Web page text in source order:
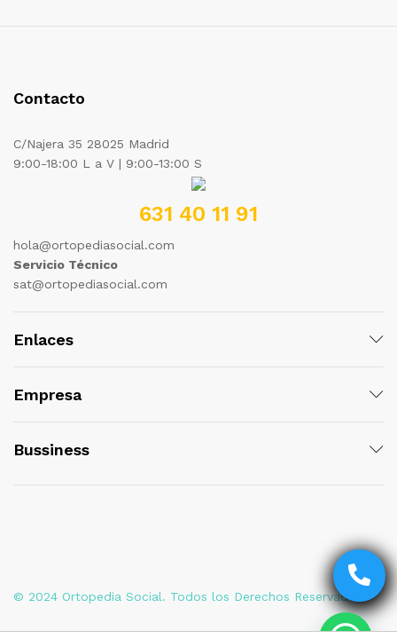
Contacto
C/Najera 35 28025 Madrid
9:00-18:00 L a V | 9:00-13:00 S
631 40 11 91
hola@ortopediasocial.com
Servicio Técnico
sat@ortopediasocial.com
Enlaces
Empresa
Bussiness
© 2024 Ortopedia Social. Todos los Derechos Reservados